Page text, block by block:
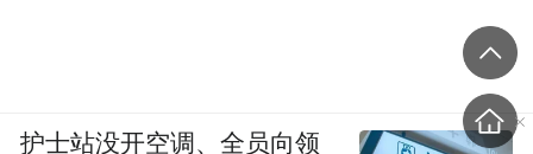
护士站没开空调、全员向领